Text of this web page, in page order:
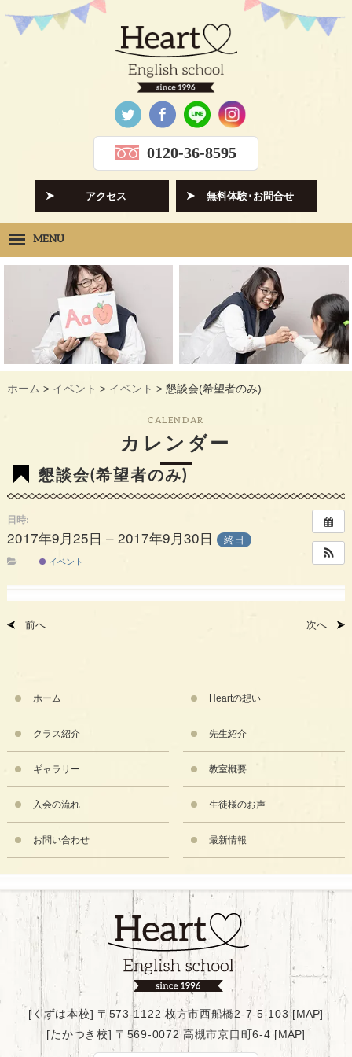
0120-36-8595
アクセス 無料体験･お問合せ
MENU
Heartの想い HOPE
クラス紹介 CLASS
先生紹介 INSTRUCTORS
ギャラリー GALLERY
最新情報 TOPICS
入会の流れ FLOW
ホーム > イベント > イベント > 懇談会(希望者のみ)
CALENDAR
カレンダー
懇談会(希望者のみ)
日時:
2017年9月25日 – 2017年9月30日 終日
イベント
前へ 次へ
ホーム Heartの想い
クラス紹介 先生紹介
ギャラリー 教室概要
入会の流れ 生徒様のお声
お問い合わせ 最新情報
[くずは本校] 〒573-1122 枚方市西船橋2-7-5-103 [MAP]
[たかつき校] 〒569-0072 高槻市京口町6-4 [MAP]